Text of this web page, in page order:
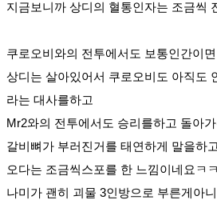
지금보니까 상디의 혈통인자는 조금씩
쿠로오비와의 전투에서도 보통인간이
상디는 살아있어서 쿠로오비도 아직도
라는 대사를하고
Mr2와의 전투에서도 승리를하고 돌아
갈비뼈가 부러진거를 태연하게 말을하고
오다는 조금씩스포를 한 느낌이네요ㅋㅋ
나미가 괜히 괴물 3인방으로 부른게아